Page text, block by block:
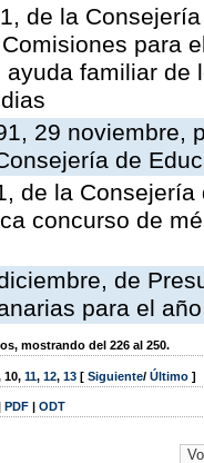
de la
para
ayuda familiar
29 noviembre,
de
de la
concurso de
de
para el
mostrando del 226 al 250.
10, 11, 12, 13 [ Siguiente/ Último ]
PDF | ODT